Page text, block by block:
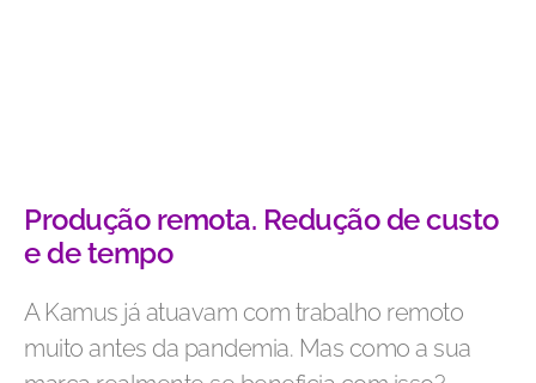
Produção remota. Redução de custo
e de tempo
A Kamus já atuavam com trabalho remoto
muito antes da pandemia. Mas como a sua